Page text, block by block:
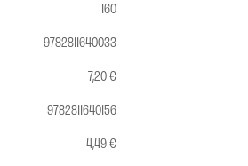
160
9782811640033
7,20 €
9782811640156
4,49 €